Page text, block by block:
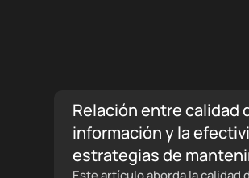
Relación entre calidad
información y la
estrategias de